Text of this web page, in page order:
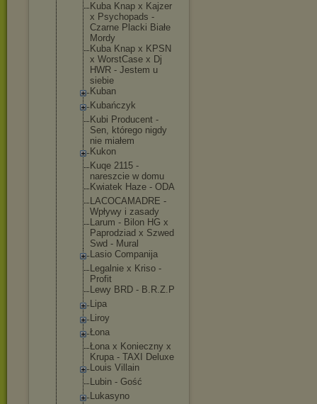
Kuba Knap x Kajzer
x Psychopads -
Czarne Placki Białe
Mordy
Kuba Knap x KPSN
x WorstCase x Dj
HWR - Jestem u
siebie
Kuban
Kubańczyk
Kubi Producent -
Sen, którego nigdy
nie miałem
Kukon
Kuqe 2115 -
nareszcie w domu
Kwiatek Haze - ODA
LACOCAMADRE -
Wpływy i zasady
Larum - Bilon HG x
Paprodziad x Szwed
Swd - Mural
Lasio Companija
Legalnie x Kriso -
Profit
Lewy BRD - B.R.Z.P
Lipa
Liroy
Łona
Łona x Konieczny x
Krupa - TAXI Deluxe
Louis Villain
Lubin - Gość
Lukasyno